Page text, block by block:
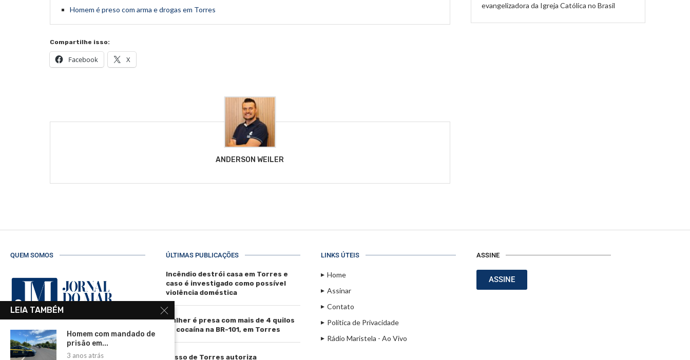
Homem é preso com arma e drogas em Torres
Compartilhe isso:
Facebook X
ANDERSON WEILER
evangelizadora da Igreja Católica no Brasil
QUEM SOMOS
R. Manoel de Matos Pereira, 40 -
Centro, Torres - RS, 95560-000
ÚLTIMAS PUBLICAÇÕES
Incêndio destrói casa em Torres e
caso é investigado como possível
violência doméstica
Mulher é presa com mais de 4 quilos
de cocaína na BR-101, em Torres
Passo de Torres autoriza
LINKS ÚTEIS
Home
Assinar
Contato
Política de Privacidade
Rádio Maristela - Ao Vivo
ASSINE
ASSINE
LEIA TAMBÉM
Homem com mandado de
prisão em...
3 anos atrás